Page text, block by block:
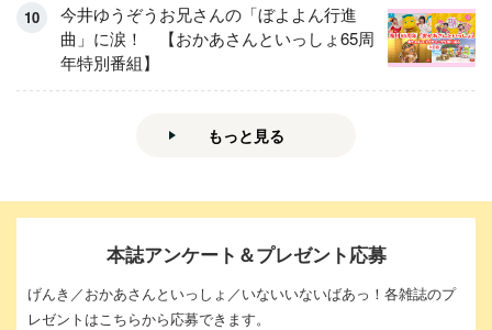
今井ゆうぞうお兄さんの「ぼよよん行進
曲」に涙！ 【おかあさんといっしょ65周
年特別番組】
もっと見る
本誌アンケート＆プレゼント応募
げんき／おかあさんといっしょ／いないいないばあっ！各雑誌のプ
レゼントはこちらから応募できます。